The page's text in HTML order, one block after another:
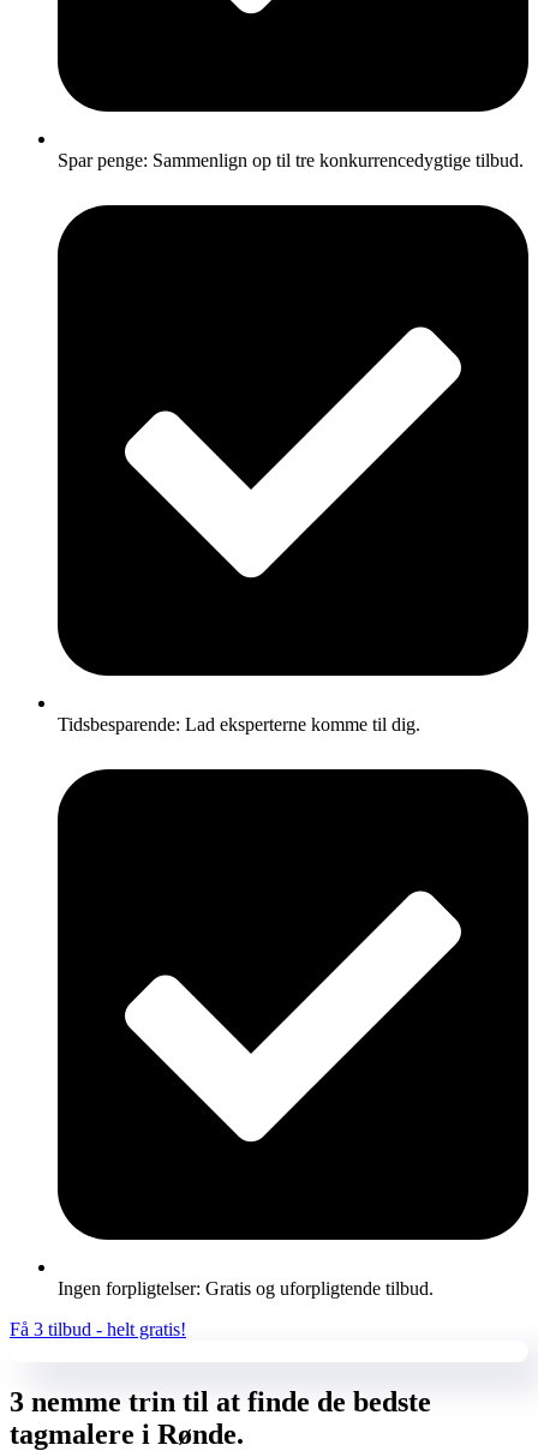
Spar penge: Sammenlign op til tre konkurrencedygtige tilbud.
Tidsbesparende: Lad eksperterne komme til dig.
Ingen forpligtelser: Gratis og uforpligtende tilbud.
Få 3 tilbud - helt gratis!
3 nemme trin til at finde de bedste
tagmalere i Rønde.